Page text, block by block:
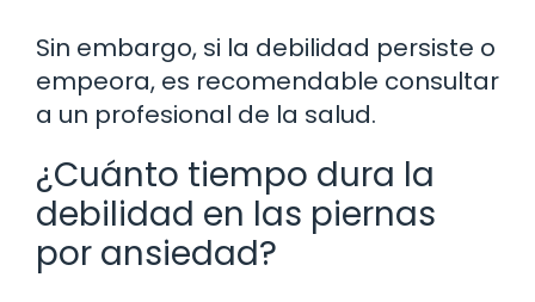
Sin embargo, si la debilidad persiste o
empeora, es recomendable consultar
a un profesional de la salud.
¿Cuánto tiempo dura la
debilidad en las piernas
por ansiedad?